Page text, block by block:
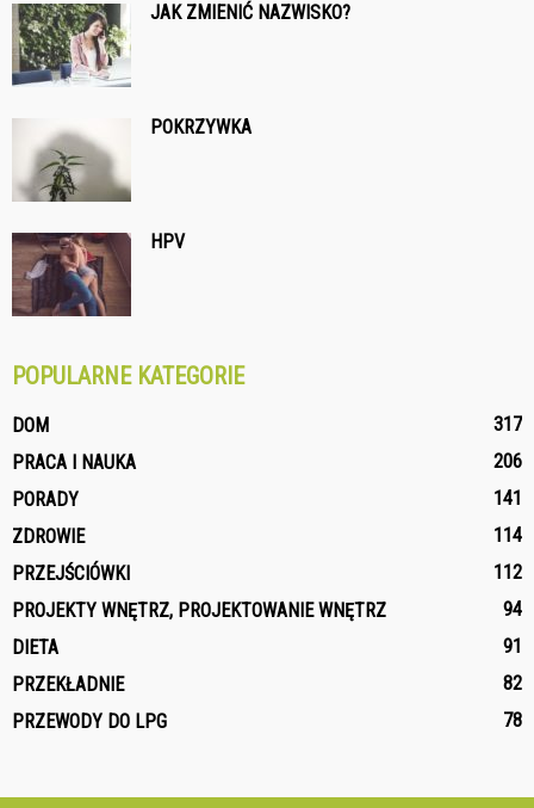
JAK ZMIENIĆ NAZWISKO?
POKRZYWKA
HPV
POPULARNE KATEGORIE
DOM
317
PRACA I NAUKA
206
PORADY
141
ZDROWIE
114
PRZEJŚCIÓWKI
112
PROJEKTY WNĘTRZ, PROJEKTOWANIE WNĘTRZ
94
DIETA
91
PRZEKŁADNIE
82
PRZEWODY DO LPG
78